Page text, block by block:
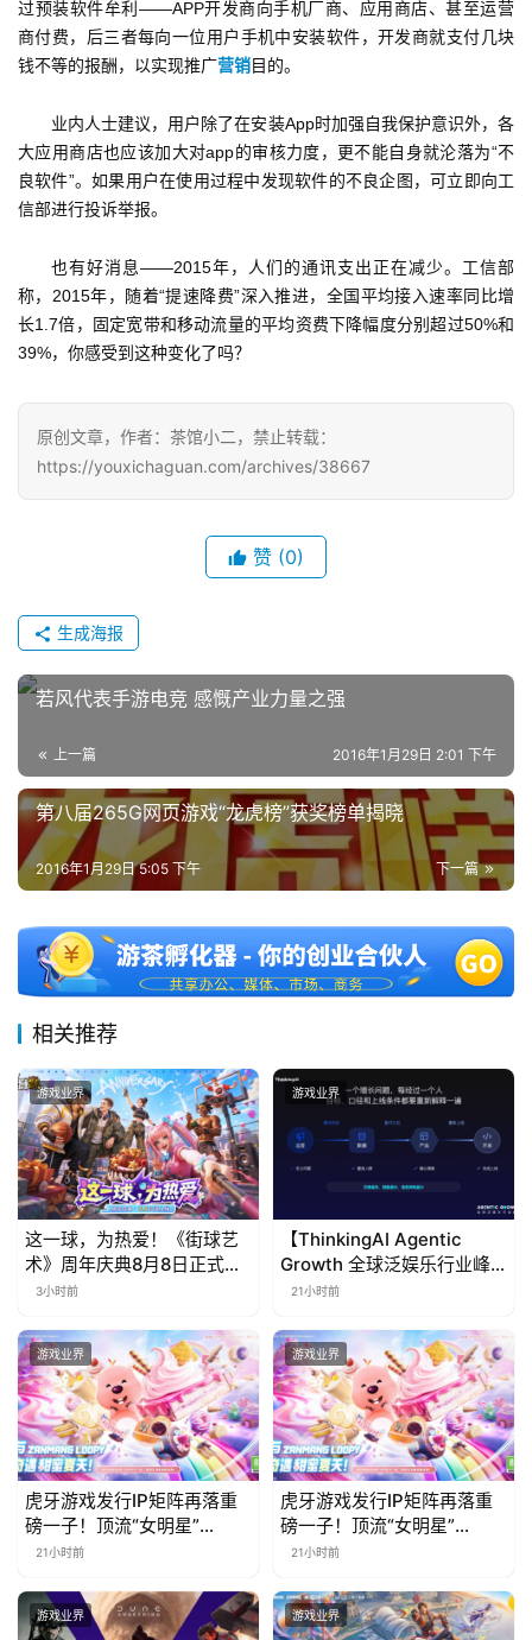
2
5
第
十
金
茶
奖
7
月
日
游
茶
对
接
会
上
海
站
中
文
(
中
国
)
过预装软件牟利——APP开发商向手机厂商、应用商店、甚至运营
商付费，后三者每向一位用户手机中安装软件，开发商就支付几块
钱不等的报酬，以实现推广营销目的。
业内人士建议，用户除了在安装App时加强自我保护意识外，各
大应用商店也应该加大对app的审核力度，更不能自身就沦落为“不
良软件”。如果用户在使用过程中发现软件的不良企图，可立即向工
信部进行投诉举报。
也有好消息——2015年，人们的通讯支出正在减少。工信部
称，2015年，随着“提速降费”深入推进，全国平均接入速率同比增
长1.7倍，固定宽带和移动流量的平均资费下降幅度分别超过50%和
39%，你感受到这种变化了吗？
原创文章，作者：茶馆小二，禁止转载：
https://youxichaguan.com/archives/38667
赞 (0)
生成海报
若风代表手游电竞 感慨产业力量之强
上一篇 2016年1月29日 2:01 下午
第八届265G网页游戏“龙虎榜”获奖榜单揭晓
下一篇
2016年1月29日 5:05 下午
相关推荐
游戏业界
这一球，为热爱！《街球艺
术》周年庆典8月8日正式上
线，多重福利与全新内容同
3小时前
游戏业界
【ThinkingAI Agentic
Growth 全球泛娱乐行业峰
会】Agent 时代，人到底负
21小时前
游戏业界
虎牙游戏发行IP矩阵再落重
磅一子！顶流“女明星”
ZANMANG LOOPY 正版3D
曝光
21小时前
游戏业界
虎牙游戏发行IP矩阵再落重
磅一子！顶流“女明星”
ZANMANG LOOPY 正版3D
曝光
21小时前
游戏业界 游戏业界